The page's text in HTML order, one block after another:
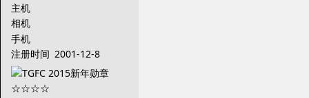
主机
相机
手机
注册时间 2001-12-8